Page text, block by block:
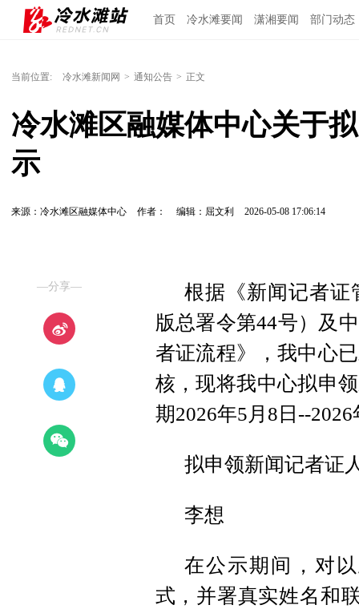
首页 冷水滩要闻 潇湘要闻 部门动态
当前位置: 冷水滩新闻网 > 通知公告 > 正文
冷水滩区融媒体中心关于
示
来源：冷水滩区融媒体中心 作者： 编辑：屈文利 2026-05-08 17:06:14
—分享—
根据《新闻记者证
版总署令第44号）及
者证流程》，我中心
核，现将我中心拟申
期2026年5月8日--
拟申领新闻记者证
李想
在公示期间，对
式，并署真实姓名和